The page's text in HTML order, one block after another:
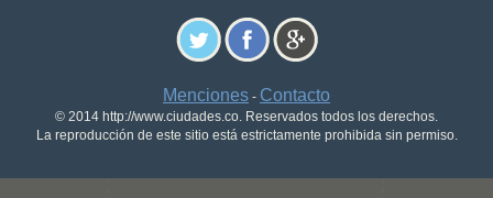
Menciones - Contacto
© 2014 http://www.ciudades.co. Reservados todos los derechos.
La reproducción de este sitio está estrictamente prohibida sin permiso.